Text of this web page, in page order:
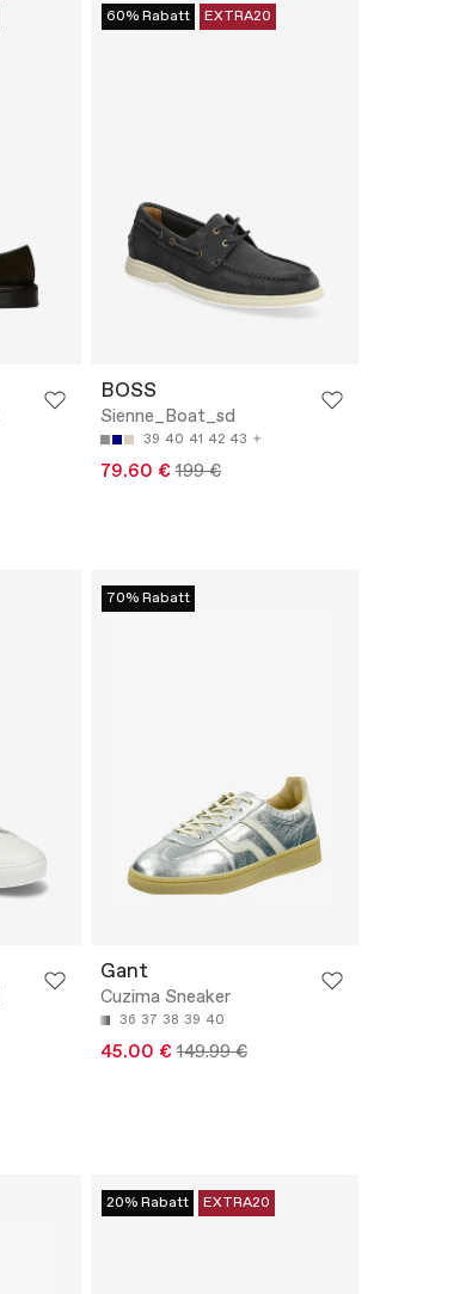
60% Rabatt EXTRA20
BOSS
Sienne_Boat_sd
39 40 41 42 43
79.60 € 199 €
70% Rabatt
Gant
Cuzima Sneaker
36 37 38 39 40
45.00 € 149.99 €
20% Rabatt EXTRA20